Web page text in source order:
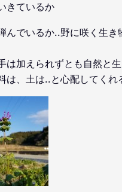
きているか
んでいるか..野に咲く生き
は加えられずとも自然と生
は、土は..と心配してくれ